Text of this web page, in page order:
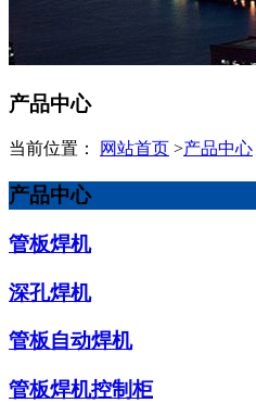
产品中心
当前位置： 网站首页 >产品中心
产品中心
管板焊机
深孔焊机
管板自动焊机
管板焊机控制柜